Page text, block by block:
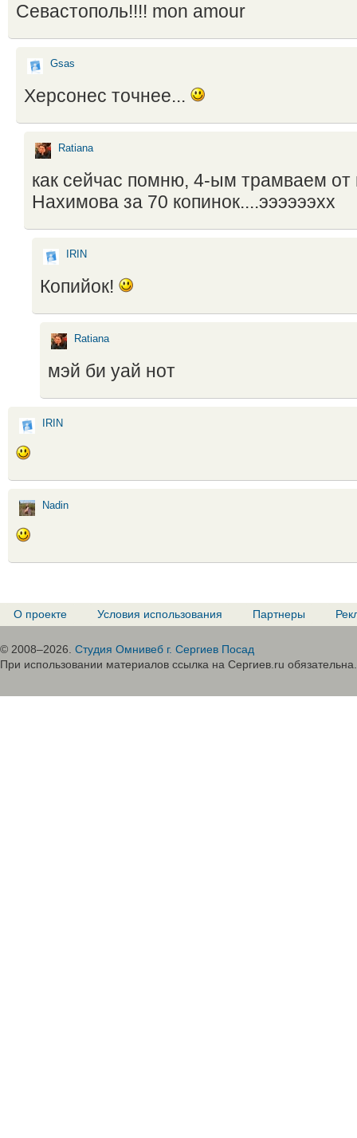
Севастополь!!!! mon amour
Gsas
Херсонес точнее...
Ratiana
как сейчас помню, 4-ым трамваем
Нахимова за 70 копинок....ээээээхх
IRIN
Копийок!
Ratiana
мэй би уай нот
IRIN
Nadin
О проекте Условия использования Партнеры
© 2008–2026. Студия Омнивеб г. Сергиев Посад
При использовании материалов ссылка на Сергиев.ru обязательна.